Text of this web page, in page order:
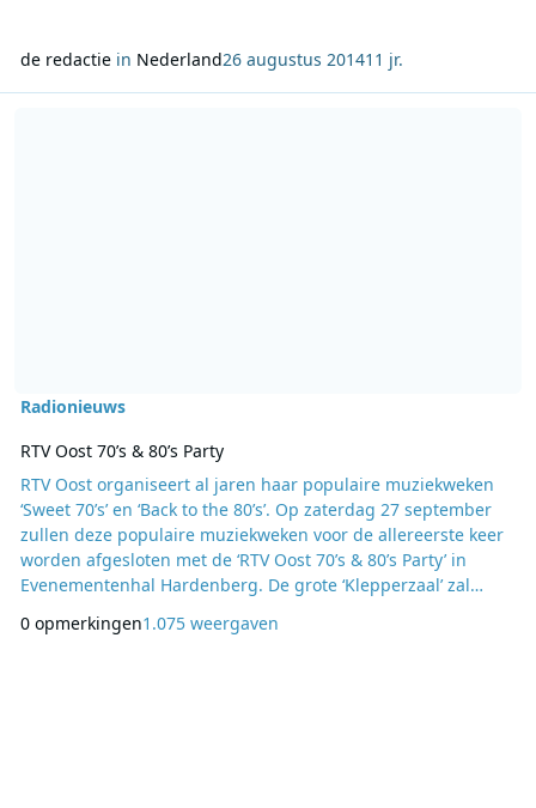
de redactiein Nederland26 augustus 201411 jr.
Radionieuws
RTV Oost 70’s & 80’s Party
RTV Oost organiseert al jaren haar populaire muziekweken
‘Sweet 70’s’ en ‘Back to the 80’s’. Op zaterdag 27 september
zullen deze populaire muziekweken voor de allereerste keer
worden afgesloten met de ‘RTV Oost 70’s & 80’s Party’ in
Evenementenhal Hardenberg. De grote ‘Klepperzaal’ zal
met een fantastisch podium, een dansvloer ter grootte van
0 opmerkingen1.075 weergaven